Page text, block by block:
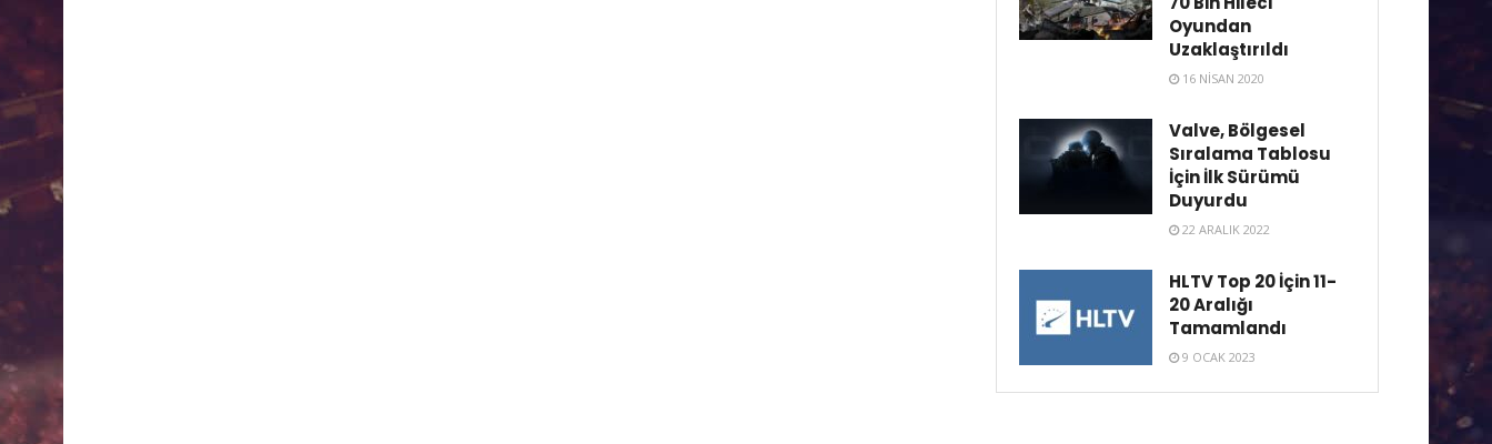
Oyundan
Uzaklaştırıldı
16 NISAN 2020
Valve, Bölgesel
Sıralama Tablosu
İçin İlk Sürümü
Duyurdu
22 ARALIK 2022
HLTV Top 20 İçin 11-
20 Aralığı
Tamamlandı
9 OCAK 2023